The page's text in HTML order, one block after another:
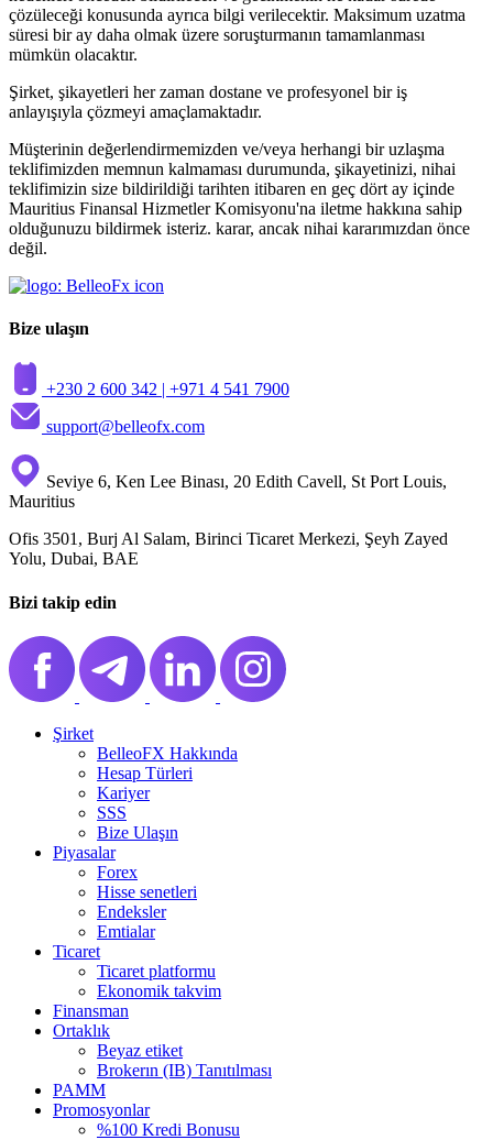
çözüleceği konusunda ayrıca bilgi verilecektir. Maksimum uzatma
süresi bir ay daha olmak üzere soruşturmanın tamamlanması
mümkün olacaktır.
Şirket, şikayetleri her zaman dostane ve profesyonel bir iş
anlayışıyla çözmeyi amaçlamaktadır.
Müşterinin değerlendirmemizden ve/veya herhangi bir uzlaşma
teklifimizden memnun kalmaması durumunda, şikayetinizi, nihai
teklifimizin size bildirildiği tarihten itibaren en geç dört ay içinde
Mauritius Finansal Hizmetler Komisyonu'na iletme hakkına sahip
olduğunuzu bildirmek isteriz. karar, ancak nihai kararımızdan önce
değil.
Bize ulaşın
+230 2 600 342 | +971 4 541 7900
support@belleofx.com
Seviye 6, Ken Lee Binası, 20 Edith Cavell, St Port Louis,
Mauritius
Ofis 3501, Burj Al Salam, Birinci Ticaret Merkezi, Şeyh Zayed
Yolu, Dubai, BAE
Bizi takip edin
Şirket
BelleoFX Hakkında
Hesap Türleri
Kariyer
SSS
Bize Ulaşın
Piyasalar
Forex
Hisse senetleri
Endeksler
Emtialar
Ticaret
Ticaret platformu
Ekonomik takvim
Finansman
Ortaklık
Beyaz etiket
Brokerın (IB) Tanıtılması
PAMM
Promosyonlar
%100 Kredi Bonusu